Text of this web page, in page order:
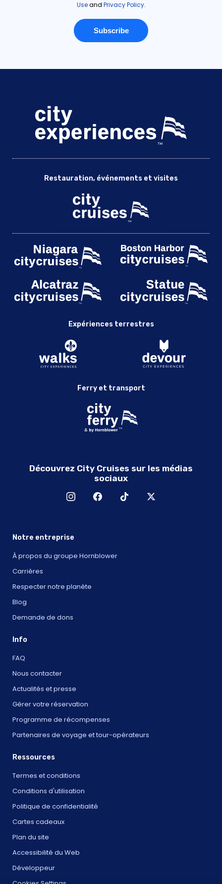
Restauration, événements et visites
Expériences terrestres
Ferry et transport
Découvrez City Cruises sur les médias
sociaux
Notre entreprise
À propos du groupe Hornblower
Carrières
Respecter notre planète
Blog
Demande de dons
Info
FAQ
Nous contacter
Actualités et presse
Gérer votre réservation
Programme de récompenses
Partenaires de voyage et tour-opérateurs
Ressources
Termes et conditions
Conditions d'utilisation
Politique de confidentialité
Cartes cadeaux
Plan du site
Accessibilité du Web
Développeur